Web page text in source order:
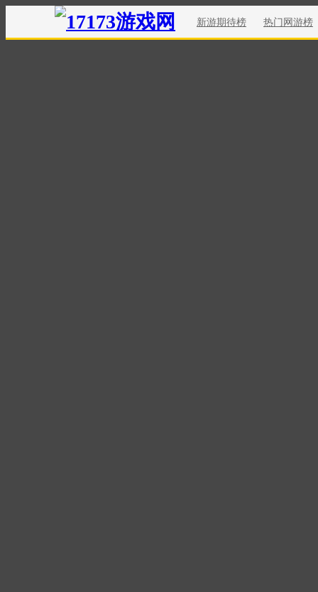
新游期待榜 热门网游榜